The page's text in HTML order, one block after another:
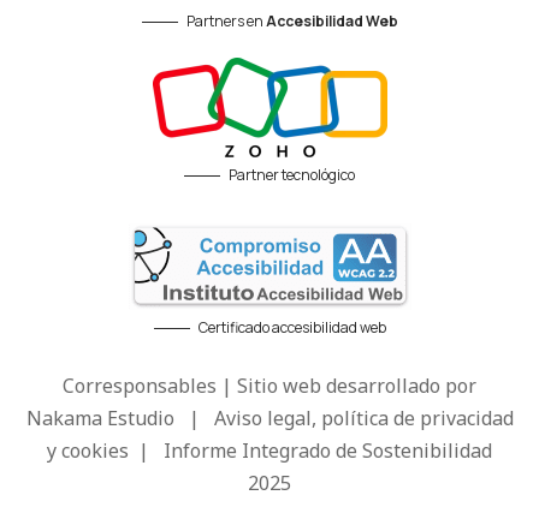
Partners enAccesibilidad Web
Partner tecnológico
Certificado accesibilidad web
Corresponsables | Sitio web desarrollado por
Nakama Estudio | Aviso legal, política de privacidad
y cookies | Informe Integrado de Sostenibilidad
2025